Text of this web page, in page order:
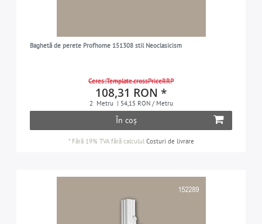
Baghetă de perete Profhome 151308 stil Neoclasicism
Ceres::Template.crossPriceRRP
108,31 RON *
2 Metru | 54,15 RON / Metru
În coș
* Fără 19% TVAfără calculul Costuri de livrare